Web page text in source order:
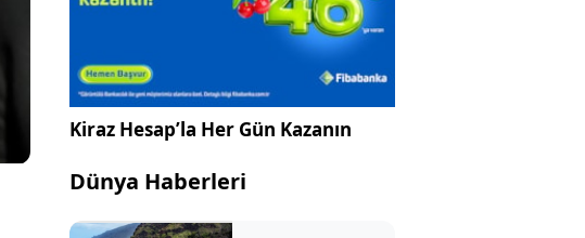
Kiraz Hesap’la Her Gün Kazanın
Dünya Haberleri